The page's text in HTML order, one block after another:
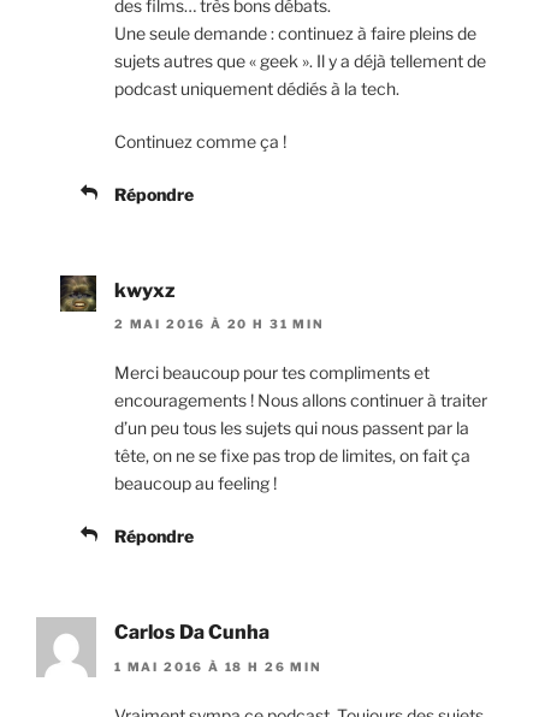
des films… très bons débats.
Une seule demande : continuez à faire pleins de
sujets autres que « geek ». Il y a déjà tellement de
podcast uniquement dédiés à la tech.
Continuez comme ça !
Répondre
kwyxz
2 MAI 2016 À 20 H 31 MIN
Merci beaucoup pour tes compliments et
encouragements ! Nous allons continuer à traiter
d’un peu tous les sujets qui nous passent par la
tête, on ne se fixe pas trop de limites, on fait ça
beaucoup au feeling !
Répondre
Carlos Da Cunha
1 MAI 2016 À 18 H 26 MIN